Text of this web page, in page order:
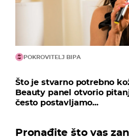
POKROVITELJ BIPA
Što je stvarno potrebno
Beauty panel otvorio
često postavljamo...
Pronađite što vas